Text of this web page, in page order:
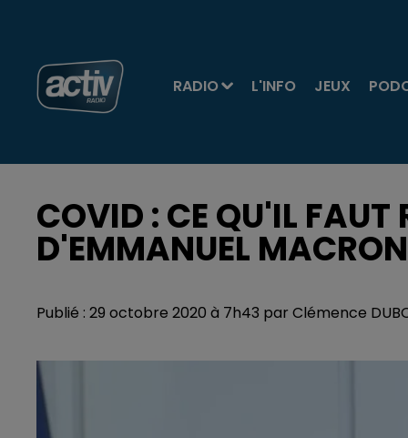
RADIO L'INFO JEUX
COVID : CE QU'IL FAUT
D'EMMANUEL MACRON
Publié : 29 octobre 2020 à 7h43 par Clémence